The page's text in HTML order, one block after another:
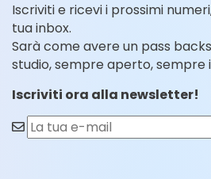
Iscriviti e ricevi i prossimi
tua inbox.
Sarà come avere un pass
studio, sempre aperto, sempre
Iscriviti ora alla newsletter!